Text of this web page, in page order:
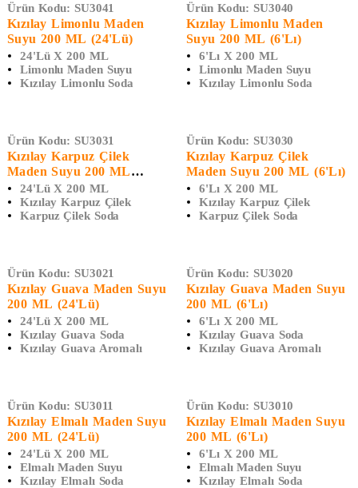
Ürün Kodu: SU3041
Kızılay Limonlu Maden
Suyu 200 ML (24'Lü)
24'lü X 200 ML
Limonlu Maden Suyu
Kızılay Limonlu Soda
Ürün Kodu: SU3040
Kızılay Limonlu Maden
Suyu 200 ML (6'Lı)
6'lı X 200 ML
Limonlu Maden Suyu
Kızılay Limonlu Soda
Ürün Kodu: SU3031
Kızılay Karpuz Çilek
Maden Suyu 200 ML
(24'Lü)
24'lü X 200 ML
Kızılay Karpuz Çilek
Karpuz Çilek Soda
Ürün Kodu: SU3030
Kızılay Karpuz Çilek
Maden Suyu 200 ML (6'lı)
6'lı X 200 ML
Kızılay Karpuz Çilek
Karpuz Çilek Soda
Ürün Kodu: SU3021
Kızılay Guava Maden Suyu
200 ML (24'lü)
24'lü X 200 ML
Kızılay Guava Soda
Kızılay Guava Aromalı
Ürün Kodu: SU3020
Kızılay Guava Maden Suyu
200 ML (6'Lı)
6'lı X 200 ML
Kızılay Guava Soda
Kızılay Guava Aromalı
Ürün Kodu: SU3011
Kızılay Elmalı Maden Suyu
200 ML (24'Lü)
24'lü X 200 ML
Elmalı Maden Suyu
Kızılay Elmalı Soda
Ürün Kodu: SU3010
Kızılay Elmalı Maden Suyu
200 ML (6'lı)
6'lı X 200 ML
Elmalı Maden Suyu
Kızılay Elmalı Soda